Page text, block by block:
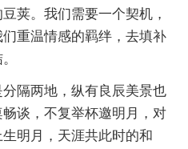
荚。我们需要一个契机，
重温情感的羁绊，去填补
隔两地，纵有良辰美景也
谈，不复举杯邀明月，对
明月，天涯共此时的和